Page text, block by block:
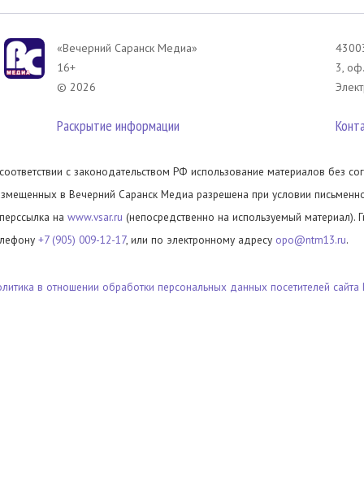
«Вечерний Саранск Mедиа»
16+
© 2026
Раскрытие информации
3,
с законодательством РФ использование материалов без
в Вечерний Саранск Медиа разрешена при условии
на www.vsar.ru (непосредственно на используемый материал).
+7 (905) 009-12-17, или по электронному адресу opo@ntm13.ru.
в отношении обработки персональных данных посетителей